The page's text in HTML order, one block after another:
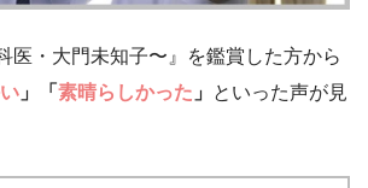
医・大門未知子〜』を鑑賞した方から
」「 素晴らしかった 」 といった声が見